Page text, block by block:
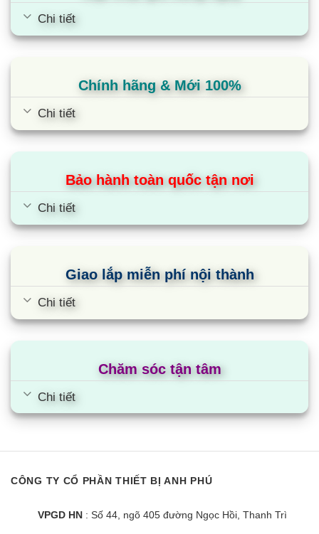
Điều hòa Daikin 2 chiều 34000BTU
Inverter nối ống gió
FBA100BVMA9/RZA100DY1
Chi tiết
Chính hãng & Mới 100%
Chi tiết
Bảo hành toàn quốc tận nơi
Chi tiết
Giao lắp miễn phí nội thành
Chi tiết
Chăm sóc tận tâm
Chi tiết
CÔNG TY CỔ PHẦN THIẾT BỊ ANH PHÚ
VPGD HN : Số 44, ngõ 405 đường Ngọc Hồi, Thanh Trì